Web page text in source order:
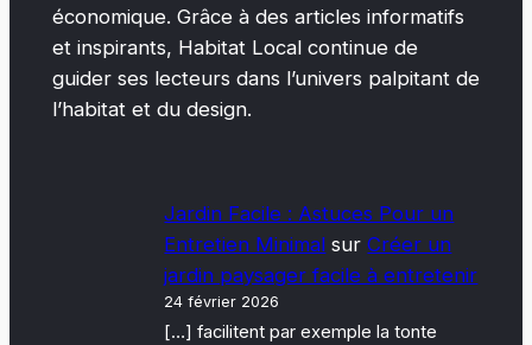
économique. Grâce à des articles informatifs
et inspirants, Habitat Local continue de
guider ses lecteurs dans l’univers palpitant de
l’habitat et du design.
Jardin Facile : Astuces Pour un
Entretien Minimal surCréer un
jardin paysager facile à entretenir
24 février 2026
[…] facilitent par exemple la tonte